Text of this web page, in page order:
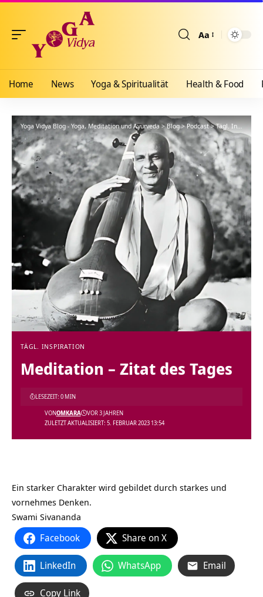
Aa
Home News Yoga & Spiritualität Health & Food
Yoga Vidya Blog - Yoga, Meditation und Ayurveda>Blog>Podcast>Tägl. Inspiration
TÄGL. INSPIRATION
Meditation – Zitat des Tages
ZULETZT AKTUALISIERT: 5. FEBRUAR 2023 13:54
VONOMKARA VOR 3 JAHREN
LESEZEIT: 0 MIN
Ein starker Charakter wird gebildet durch starkes und
vornehmes Denken.
Swami Sivananda
Facebook Share on X
LinkedIn WhatsApp Email
Copy Link